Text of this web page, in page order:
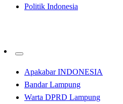
Politik Indonesia
Apakabar INDONESIA
Bandar Lampung
Warta DPRD Lampung